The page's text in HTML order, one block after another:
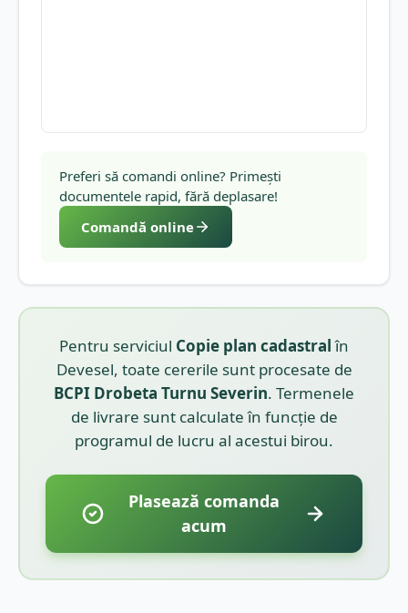
Preferi să comandi online? Primești
documentele rapid, fără deplasare!
Comandă online
Pentru serviciul Copie plan cadastralîn
Devesel, toate cererile sunt procesate de
BCPI Drobeta Turnu Severin. Termenele
de livrare sunt calculate în funcție de
programul de lucru al acestui birou.
Plasează comanda
acum